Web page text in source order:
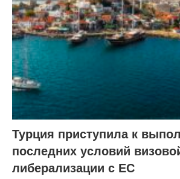
Турция приступила к
последних условий
либерализации с ЕС